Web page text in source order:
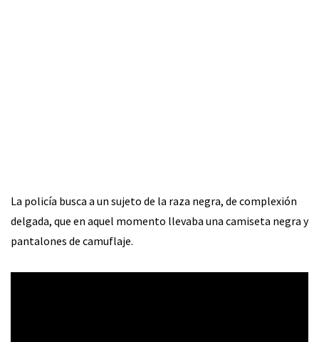
La policía busca a un sujeto de la raza negra, de complexión
delgada, que en aquel momento llevaba una camiseta negra y
pantalones de camuflaje.